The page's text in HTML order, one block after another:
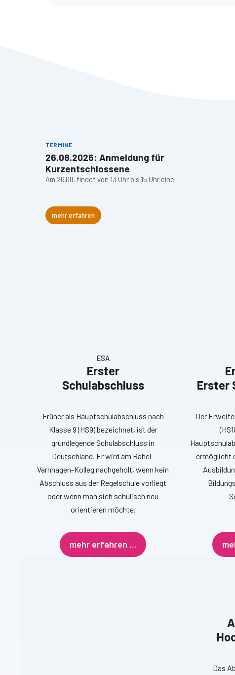
TERMINE
26.08.2026: Anmeldung für
Kurzentschlossene
Am 26.08. findet von 13 Uhr bis 15 Uhr eine…
mehr erfahren
ESA
Erster
Schulabschluss
Früher als Hauptschulabschluss nach
Klasse 9 (HS9) bezeichnet, ist der
grundlegende Schulabschluss in
Deutschland. Er wird am Rahel-
Varnhagen-Kolleg nachgeholt, wenn kein
Abschluss aus der Regelschule vorliegt
oder wenn man sich schulisch neu
orientieren möchte.
mehr erfahren …
Erster
Der
ermöglicht
Das